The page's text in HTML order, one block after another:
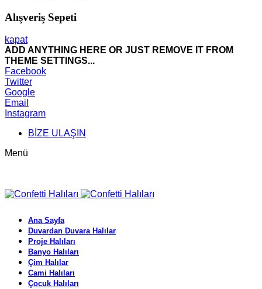
Alışveriş Sepeti
kapat
ADD ANYTHING HERE OR JUST REMOVE IT FROM
THEME SETTINGS...
Facebook
Twitter
Google
Email
Instagram
BİZE ULAŞIN
Menü
Ana Sayfa
Duvardan Duvara Halılar
Proje Halıları
Banyo Halıları
Çim Halılar
Cami Halıları
Çocuk Halıları